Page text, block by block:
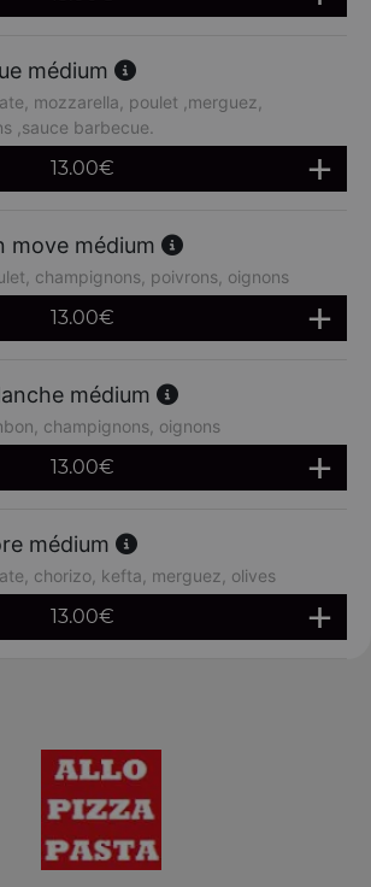
médium
mozzarella, poulet ,merguez,
,sauce barbecue.
13.00€
move médium
champignons, poivrons, oignons
13.00€
médium
champignons, oignons
13.00€
médium
chorizo, kefta, merguez, olives
13.00€